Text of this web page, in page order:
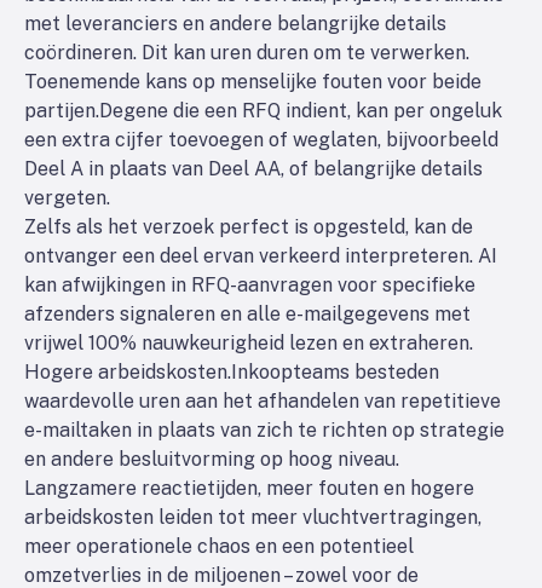
met leveranciers en andere belangrijke details
coördineren. Dit kan uren duren om te verwerken.
Toenemende kans op menselijke fouten voor beide
partijen.Degene die een RFQ indient, kan per ongeluk
een extra cijfer toevoegen of weglaten, bijvoorbeeld
Deel A in plaats van Deel AA, of belangrijke details
vergeten.
Zelfs als het verzoek perfect is opgesteld, kan de
ontvanger een deel ervan verkeerd interpreteren. AI
kan afwijkingen in RFQ-aanvragen voor specifieke
afzenders signaleren en alle e-mailgegevens met
vrijwel 100% nauwkeurigheid lezen en extraheren.
Hogere arbeidskosten.Inkoopteams besteden
waardevolle uren aan het afhandelen van repetitieve
e-mailtaken in plaats van zich te richten op strategie
en andere besluitvorming op hoog niveau.
Langzamere reactietijden, meer fouten en hogere
arbeidskosten leiden tot meer vluchtvertragingen,
meer operationele chaos en een potentieel
omzetverlies in de miljoenen – zowel voor de